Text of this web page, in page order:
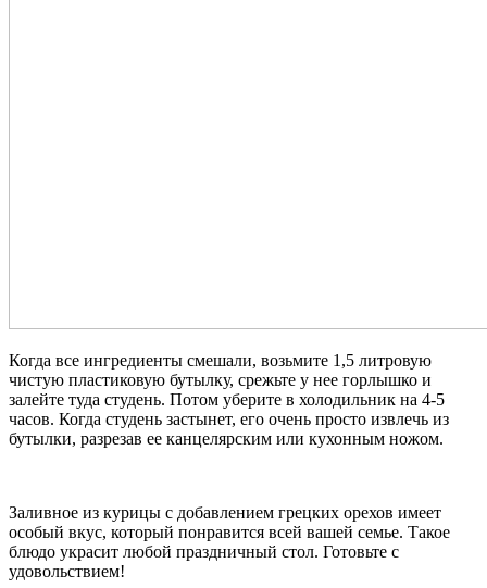
Когда все ингредиенты смешали, возьмите 1,5 литровую
чистую пластиковую бутылку, срежьте у нее горлышко и
залейте туда студень. Потом уберите в холодильник на 4-5
часов. Когда студень застынет, его очень просто извлечь из
бутылки, разрезав ее канцелярским или кухонным ножом.
Заливное из курицы с добавлением грецких орехов имеет
особый вкус, который понравится всей вашей семье. Такое
блюдо украсит любой праздничный стол. Готовьте с
удовольствием!